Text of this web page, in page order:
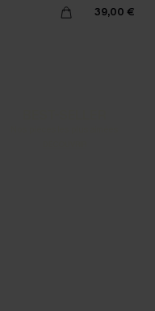
39,00 €